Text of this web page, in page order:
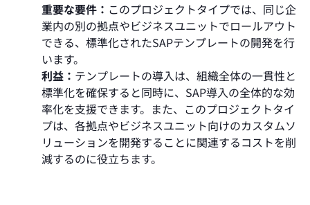
重要な要件： このプロジェクトタイプでは、同じ企
業内の別の拠点やビジネスユニットでロールアウト
できる、標準化されたSAPテンプレートの開発を行
います。
利益： テンプレートの導入は、組織全体の一貫性と
標準化を確保すると同時に、SAP導入の全体的な効
率化を支援できます。また、このプロジェクトタイ
プは、各拠点やビジネスユニット向けのカスタムソ
リューションを開発することに関連するコストを削
減するのに役立ちます。